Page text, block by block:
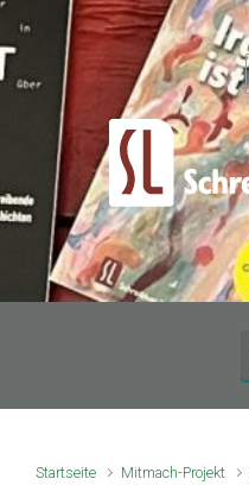
Zum Hauptinhalt springen
Startseite Mitmach-Projekt